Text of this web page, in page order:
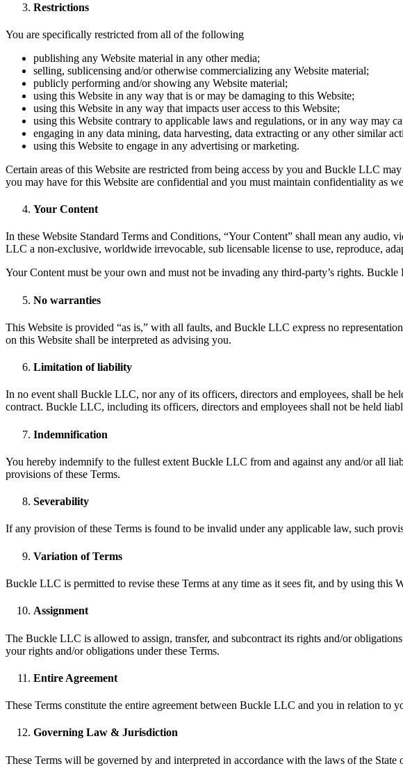
Restrictions
You are specifically restricted from all of the following
publishing any Website material in any other media;
selling, sublicensing and/or otherwise commercializing any Website material;
publicly performing and/or showing any Website material;
using this Website in any way that is or may be damaging to this Website;
using this Website in any way that impacts user access to this Website;
using this Website contrary to applicable laws and regulations, or in any way may
engaging in any data mining, data harvesting, data extracting or any other similar
using this Website to engage in any advertising or marketing.
Certain areas of this Website are restricted from being access by you and Buckle LLC
you may have for this Website are confidential and you must maintain confidentiality as
Your Content
In these Website Standard Terms and Conditions, “Your Content” shall mean any
LLC a non-exclusive, worldwide irrevocable, sub licensable license to use, reproduce,
Your Content must be your own and must not be invading any third-party’s rights.
No warranties
This Website is provided “as is,” with all faults, and Buckle LLC express no
on this Website shall be interpreted as advising you.
Limitation of liability
In no event shall Buckle LLC, nor any of its officers, directors and employees, shall be
contract. Buckle LLC, including its officers, directors and employees shall not be held
Indemnification
You hereby indemnify to the fullest extent Buckle LLC from and against any and/or all
provisions of these Terms.
Severability
If any provision of these Terms is found to be invalid under any applicable law, such
Variation of Terms
Buckle LLC is permitted to revise these Terms at any time as it sees fit, and by using this
Assignment
The Buckle LLC is allowed to assign, transfer, and subcontract its rights and/or
your rights and/or obligations under these Terms.
Entire Agreement
These Terms constitute the entire agreement between Buckle LLC and you in relation to
Governing Law & Jurisdiction
These Terms will be governed by and interpreted in accordance with the laws of the